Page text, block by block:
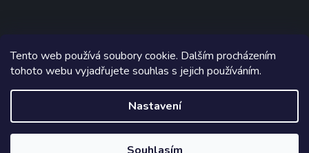
Tento web používá soubory cookie. Dalším procházením
tohoto webu vyjadřujete souhlas s jejich používáním.
Nastavení
Copyright 2026 Neonabytek.cz
. Všechna práva vyhrazena.
Grafický návrh vytvořil a na Shoptet implementoval Tomáš Hlad
Shoptetak.cz.